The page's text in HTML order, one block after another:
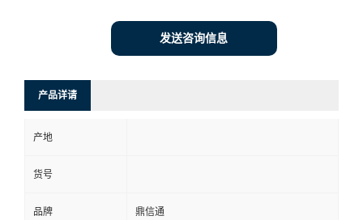
发送咨询信息
产品详请
产地
货号
品牌 鼎信通